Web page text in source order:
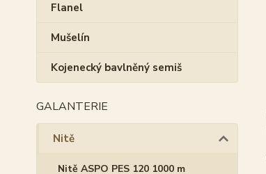
Flanel
Mušelín
Kojenecký bavlněný semiš
GALANTERIE
Nitě
Nitě ASPO PES 120 1000 m